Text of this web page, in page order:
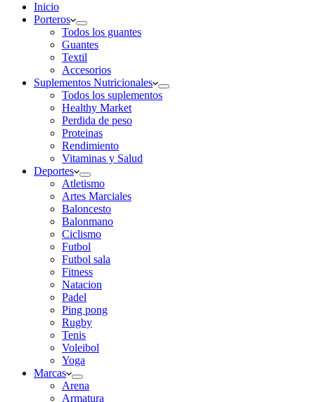
Inicio
Porteros
Todos los guantes
Guantes
Textil
Accesorios
Suplementos Nutricionales
Todos los suplementos
Healthy Market
Perdida de peso
Proteinas
Rendimiento
Vitaminas y Salud
Deportes
Atletismo
Artes Marciales
Baloncesto
Balonmano
Ciclismo
Futbol
Futbol sala
Fitness
Natacion
Padel
Ping pong
Rugby
Tenis
Voleibol
Yoga
Marcas
Arena
Armatura